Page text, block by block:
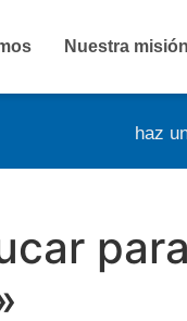
haz
Nuestra misión
para